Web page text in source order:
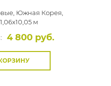
Южная Корея,
1,06x10,05 м
4 800 руб.